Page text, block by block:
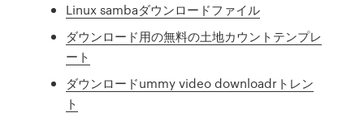
Linux sambaダウンロードファイル
ダウンロード用の無料の土地カウントテンプレ
ート
ダウンロードummy video downloadrトレン
ト